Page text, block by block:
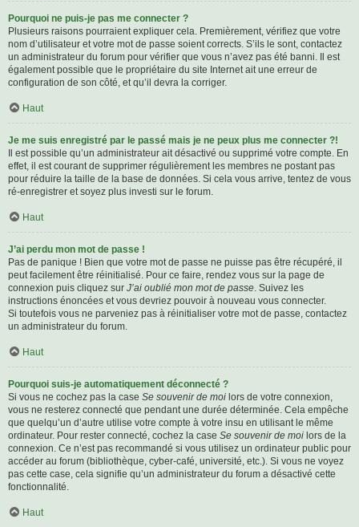
Pourquoi ne puis-je pas me connecter ?
Plusieurs raisons pourraient expliquer cela. Premièrement, vérifiez que votre
nom d’utilisateur et votre mot de passe soient corrects. S’ils le sont, contactez
un administrateur du forum pour vérifier que vous n’avez pas été banni. Il est
également possible que le propriétaire du site Internet ait une erreur de
configuration de son côté, et qu’il devra la corriger.
Haut
Je me suis enregistré par le passé mais je ne peux plus me connecter ?!
Il est possible qu’un administrateur ait désactivé ou supprimé votre compte. En
effet, il est courant de supprimer régulièrement les membres ne postant pas
pour réduire la taille de la base de données. Si cela vous arrive, tentez de vous
ré-enregistrer et soyez plus investi sur le forum.
Haut
J’ai perdu mon mot de passe !
Pas de panique ! Bien que votre mot de passe ne puisse pas être récupéré, il
peut facilement être réinitialisé. Pour ce faire, rendez vous sur la page de
connexion puis cliquez sur J’ai oublié mon mot de passe. Suivez les
instructions énoncées et vous devriez pouvoir à nouveau vous connecter.
Si toutefois vous ne parveniez pas à réinitialiser votre mot de passe, contactez
un administrateur du forum.
Haut
Pourquoi suis-je automatiquement déconnecté ?
Si vous ne cochez pas la case Se souvenir de moi lors de votre connexion,
vous ne resterez connecté que pendant une durée déterminée. Cela empêche
que quelqu’un d’autre utilise votre compte à votre insu en utilisant le même
ordinateur. Pour rester connecté, cochez la case Se souvenir de moi lors de la
connexion. Ce n’est pas recommandé si vous utilisez un ordinateur public pour
accéder au forum (bibliothèque, cyber-café, université, etc.). Si vous ne voyez
pas cette case, cela signifie qu’un administrateur du forum a désactivé cette
fonctionnalité.
Haut